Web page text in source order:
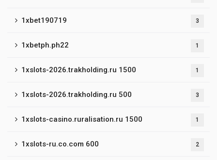
1xbet190719 3
1xbetph.ph22 1
1xslots-2026.trakholding.ru 1500 1
1xslots-2026.trakholding.ru 500 3
1xslots-casino.ruralisation.ru 1500 1
1xslots-ru.co.com 600 2